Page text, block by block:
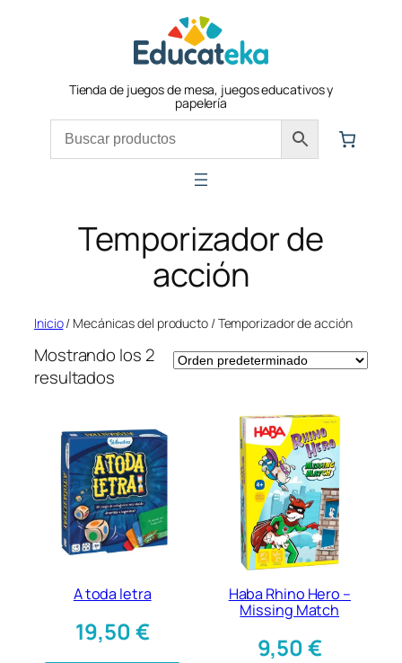
Tienda de juegos de mesa, juegos educativos y
papelería
Temporizador de
acción
Inicio/ Mecánicas del producto / Temporizador de acción
Mostrando los 2
resultados
A toda letra
19,50€
Haba Rhino Hero –
Missing Match
9,50€